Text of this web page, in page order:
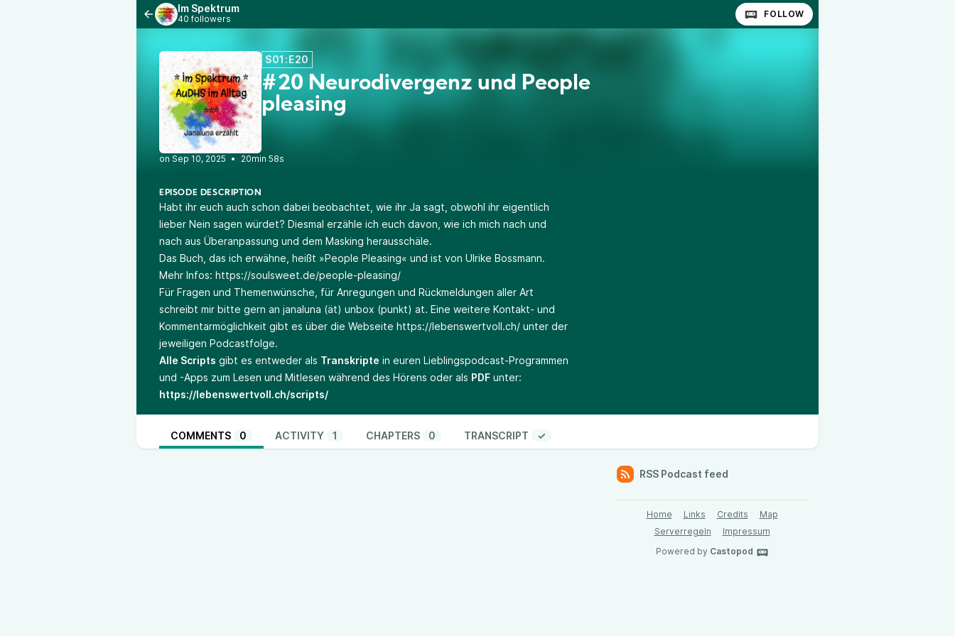
Im Spektrum
40 followers FOLLOW
S01:E20
#20 Neurodivergenz und People
pleasing
• 20min 58s
EPISODE DESCRIPTION
Habt ihr euch auch schon dabei beobachtet, wie ihr Ja sagt, obwohl ihr eigentlich
lieber Nein sagen würdet? Diesmal erzähle ich euch davon, wie ich mich nach und
nach aus Überanpassung und dem Masking herausschäle.
Das Buch, das ich erwähne, heißt »People Pleasing« und ist von Ulrike Bossmann.
Mehr Infos: https://soulsweet.de/people-pleasing/
Für Fragen und Themenwünsche, für Anregungen und Rückmeldungen aller Art
schreibt mir bitte gern an janaluna (ät) unbox (punkt) at. Eine weitere Kontakt- und
Kommentarmöglichkeit gibt es über die Webseite https://lebenswertvoll.ch/ unter der
jeweiligen Podcastfolge.
Alle Scripts gibt es entweder als Transkripte in euren Lieblingspodcast-Programmen
und -Apps zum Lesen und Mitlesen während des Hörens oder als PDF unter:
https://lebenswertvoll.ch/scripts/
COMMENTS 0 ACTIVITY 1 CHAPTERS 0 TRANSCRIPT ✓
RSS Podcast feed
Home Links Credits
Map
Serverregeln
Impressum
Powered by Castopod